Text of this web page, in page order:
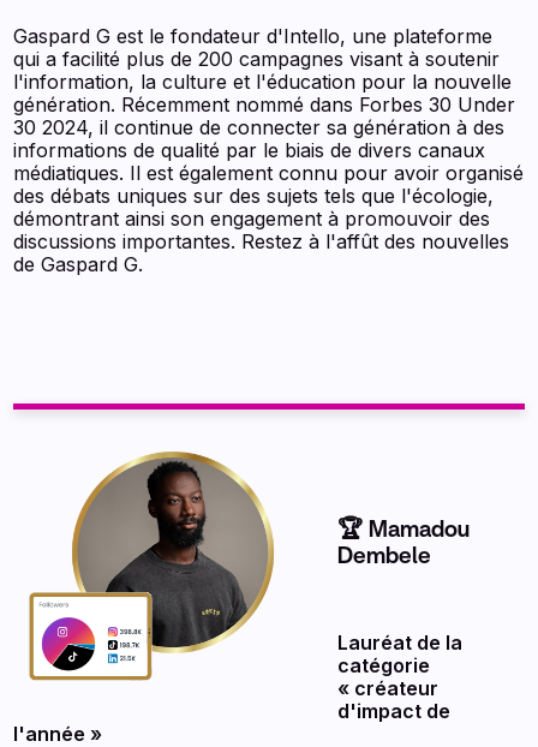
Gaspard G est le fondateur d'Intello, une plateforme
qui a facilité plus de 200 campagnes visant à soutenir
l'information, la culture et l'éducation pour la nouvelle
génération. Récemment nommé dans Forbes 30 Under
30 2024, il continue de connecter sa génération à des
informations de qualité par le biais de divers canaux
médiatiques. Il est également connu pour avoir organisé
des débats uniques sur des sujets tels que l'écologie,
démontrant ainsi son engagement à promouvoir des
discussions importantes. Restez à l'affût des nouvelles
de Gaspard G.
🏆 Mamadou
Dembele
Lauréat de la
catégorie
« créateur
d'impact de
l'année »